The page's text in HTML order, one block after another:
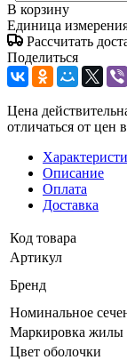
В корзину
Единица
Рассчитать
Поделиться
Цена
отличаться от цен
Описание
Оплата
Доставка
Код товара
Артикул
Бренд
Номинальное
Маркировка жилы
Цвет оболочки